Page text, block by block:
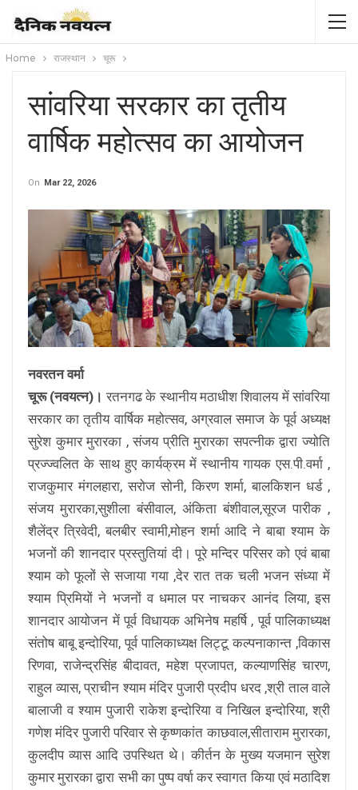
Home राजस्थान चूरू
सांवरिया सरकार का तृतीय
वार्षिक महोत्सव का आयोजन
On Mar 22, 2026
नवरतन वर्मा
चूरू (नवयत्न)। रतनगढ के स्थानीय मठाधीश शिवालय में सांवरिया
सरकार का तृतीय वार्षिक महोत्सव, अग्रवाल समाज के पूर्व अध्यक्ष
सुरेश कुमार मुरारका , संजय प्रीति मुरारका सपत्नीक द्वारा ज्योति
प्रज्ज्वलित के साथ हुए कार्यक्रम में स्थानीय गायक एस.पी.वर्मा ,
राजकुमार मंगलहारा, सरोज सोनी, किरण शर्मा, बालकिशन धर्ड ,
संजय मुरारका,सुशीला बंसीवाल, अंकिता बंशीवाल,सूरज पारीक ,
शैलेंद्र त्रिवेदी, बलबीर स्वामी,मोहन शर्मा आदि ने बाबा श्याम के
भजनों की शानदार प्रस्तुतियां दी। पूरे मन्दिर परिसर को एवं बाबा
श्याम को फूलों से सजाया गया ,देर रात तक चली भजन संध्या में
श्याम प्रिमियों ने भजनों व धमाल पर नाचकर आनंद लिया, इस
शानदार आयोजन में पूर्व विधायक अभिनेष महर्षि , पूर्व पालिकाध्यक्ष
संतोष बाबू इन्दोरिया, पूर्व पालिकाध्यक्ष लिट्टू कल्पनाकान्त ,विकास
रिणवा, राजेन्द्रसिंह बीदावत, महेश प्रजापत, कल्याणसिंह चारण,
राहुल व्यास, प्राचीन श्याम मंदिर पुजारी प्रदीप धरद ,श्री ताल वाले
बालाजी व श्याम पुजारी राकेश इन्दोरिया व निखिल इन्दोरिया, श्री
गणेश मंदिर पुजारी परिवार से कृष्णकांत काछवाल,सीताराम मुरारका,
कुलदीप व्यास आदि उपस्थित थे। कीर्तन के मुख्य यजमान सुरेश
कुमार मुरारका द्वारा सभी का पुष्प वर्षा कर स्वागत किया एवं मठादिश